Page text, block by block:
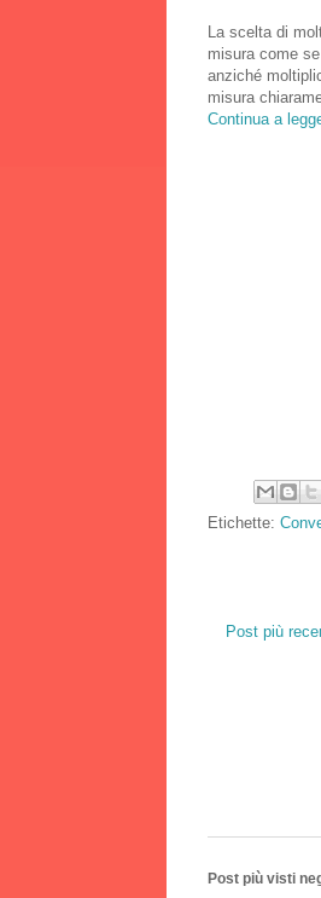
La scelta di
misura come
anziché
misura
Continua a
Etichette:
Post più
Post più visti